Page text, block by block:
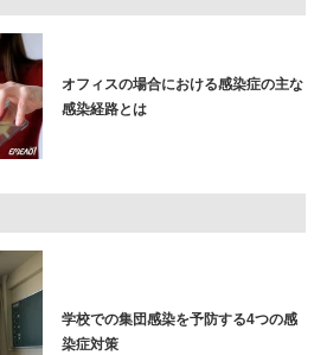
オフィスの場合における感染症の主な
感染経路とは
学校での集団感染を予防する4つの感
染症対策